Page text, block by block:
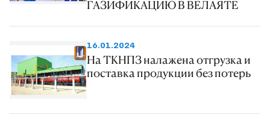
ГАЗИФИКАЦИЮ В ВЕЛАЯТЕ
16.01.2024
На ТКНПЗ налажена отгрузка и
поставка продукции без потерь